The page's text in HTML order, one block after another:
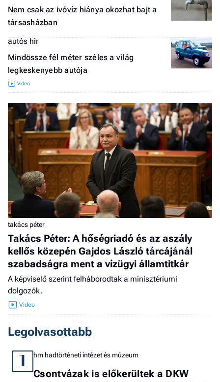
Nem csak az ivóvíz hiánya okozhat bajt a
társasházban
autós hír
Mindössze fél méter széles a világ
legkeskenyebb autója
takács péter
Takács Péter: A hőségriadó és az aszály
kellős közepén Gajdos László tárcájánál
szabadságra ment a vízügyi államtitkár
A képviselő szerint felháborodtak a minisztériumi
dolgozók.
Legolvasottabb
1 hm hadtörténeti intézet és múzeum
Csontvázak is előkerültek a DKW